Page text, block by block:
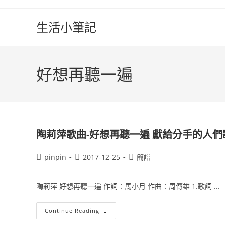
生活小筆記
好想再聽一遍
陶莉萍歌曲-好想再聽一遍 獻給分手的人
Postpinpin
Post2017-12-25
Post簡譜
陶莉萍 好想再聽一遍 作詞：馬小月 作曲：周傳雄 1.歌詞 ...
Continue Reading 陶
莉